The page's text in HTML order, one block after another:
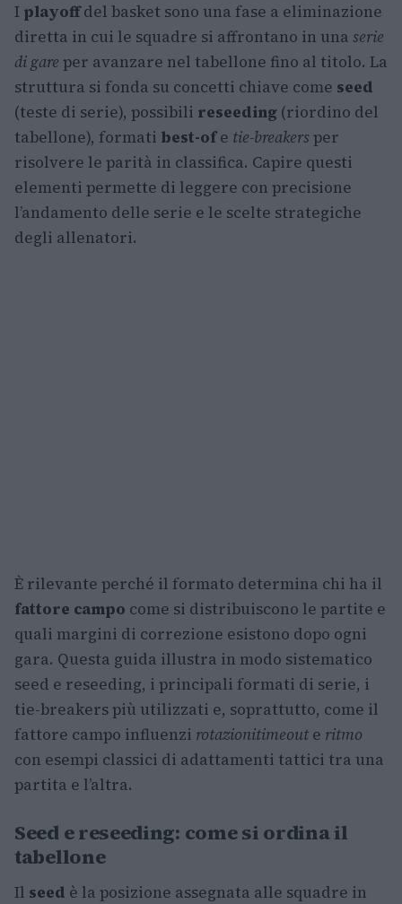
I playoffdel basket sono una fase a eliminazione
diretta in cui le squadre si affrontano in una serie
di gare per avanzare nel tabellone fino al titolo. La
struttura si fonda su concetti chiave come seed
(teste di serie), possibili reseeding (riordino del
tabellone), formati best-ofe tie-breakersper
risolvere le parità in classifica. Capire questi
elementi permette di leggere con precisione
l’andamento delle serie e le scelte strategiche
degli allenatori.
È rilevante perché il formato determina chi ha il
fattore campo come si distribuiscono le partite e
quali margini di correzione esistono dopo ogni
gara. Questa guida illustra in modo sistematico
seed e reseeding, i principali formati di serie, i
tie-breakers più utilizzati e, soprattutto, come il
fattore campo influenzi rotazionitimeout e ritmo
con esempi classici di adattamenti tattici tra una
partita e l’altra.
Seed e reseeding: come si ordina il
tabellone
Il seed è la posizione assegnata alle squadre in